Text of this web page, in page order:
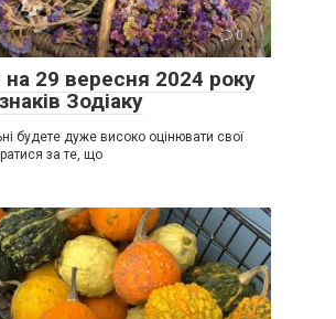
0
на 29 вересня 2024 року
Зодіаку
будете дуже високо оцінювати свої
за те, що